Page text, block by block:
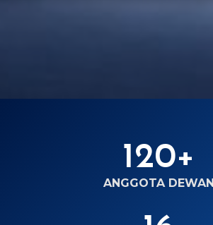
120+
ANGGOTA DEWAN